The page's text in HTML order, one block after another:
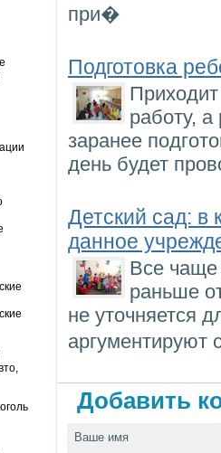
при�
Подготовка
работу,
заранее
день будет
Детский сад: в
данное
Все чаще
раньше
не уточняется
аргументируют
Добавить
Ваше имя